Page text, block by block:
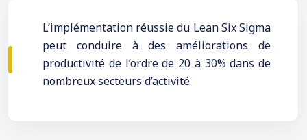
L’implémentation réussie du Lean Six Sigma
peut conduire à des améliorations de
productivité de l’ordre de 20 à 30% dans de
nombreux secteurs d’activité.